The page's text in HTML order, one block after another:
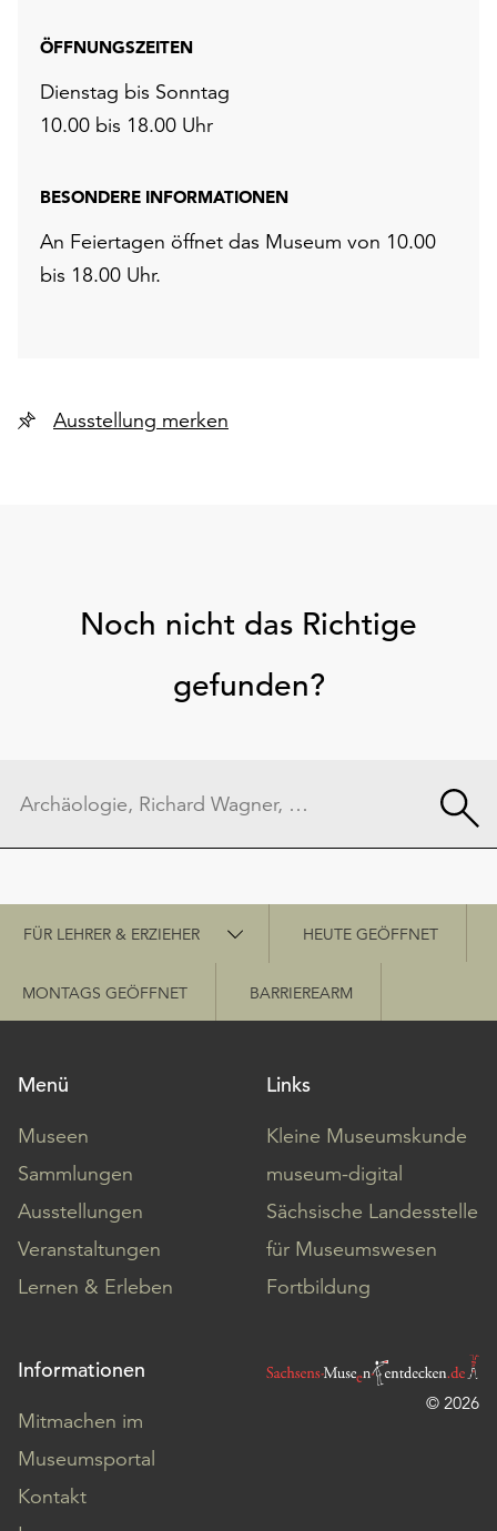
ÖFFNUNGSZEITEN
Dienstag bis Sonntag
10.00 bis 18.00 Uhr
BESONDERE INFORMATIONEN
An Feiertagen öffnet das Museum von 10.00
bis 18.00 Uhr.
Ausstellung merken
Noch nicht das Richtige
gefunden?
Schnellzugriff
FÜR LEHRER & ERZIEHER HEUTE GEÖFFNET
MONTAGS GEÖFFNET BARRIEREARM
Menü
Museen
Sammlungen
Ausstellungen
Veranstaltungen
Lernen & Erleben
Links
Kleine Museumskunde
museum-digital
Sächsische Landesstelle
für Museumswesen
Fortbildung
Informationen
Mitmachen im
Museumsportal
Kontakt
© 2026